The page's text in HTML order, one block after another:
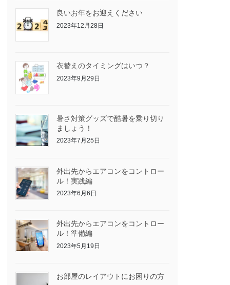
良いお年をお迎えください
2023年12月28日
衣替えのタイミングはいつ？
2023年9月29日
暑さ対策グッズで酷暑を乗り切り
ましょう！
2023年7月25日
外出先からエアコンをコントロー
ル！実践編
2023年6月6日
外出先からエアコンをコントロー
ル！準備編
2023年5月19日
お部屋のレイアウトにお困りの方